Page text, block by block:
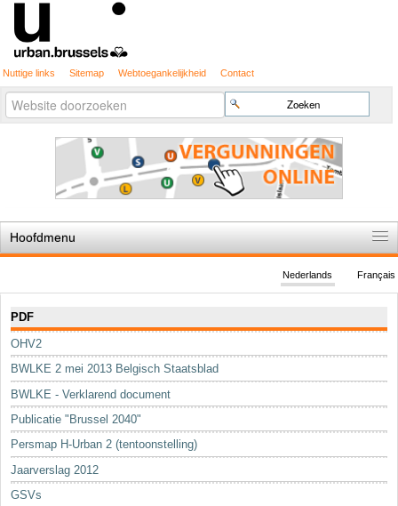
Nuttige links Sitemap Webtoegankelijkheid Contact
Zoek
Geavanceerd
zoeken...
Hoofdmenu
De spelregels
Stedenbouwkundige vergunning
Cartografie
Studies en publicaties
Sleutelwoorden
Stedenbouwkundige inlichtingen
Français
Nederlands
PDF
OHV2
BWLKE 2 mei 2013 Belgisch Staatsblad
BWLKE - Verklarend document
Publicatie "Brussel 2040"
Persmap H-Urban 2 (tentoonstelling)
Jaarverslag 2012
GSVs